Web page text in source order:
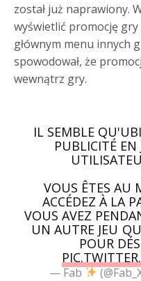
został już naprawiony.
wyświetlić promocję gry
głównym menu innych
spowodował, że
wewnątrz gry.
IL SEMBLE
PUBLICITÉ EN
VOUS ÊTES AU
ACCÉDEZ À LA
VOUS AVEZ
UN AUTRE JEU
POUR
— Fab